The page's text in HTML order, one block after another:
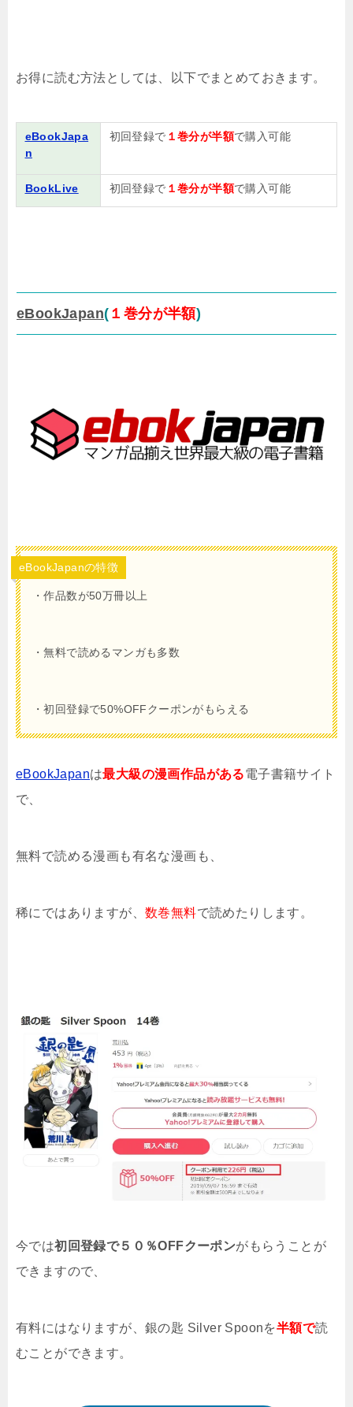
お得に読む方法としては、以下でまとめておきます。
eBookJapa
n
初回登録で １巻分が半額で購入可能
BookLive 初回登録で １巻分が半額で購入可能
eBookJapan( １巻分が半額)
eBookJapanの特徴
・作品数が50万冊以上
・無料で読めるマンガも多数
・初回登録で50%OFFクーポンがもらえる
eBookJapanは最大級の漫画作品がある電子書籍サイト
で、
無料で読める漫画も有名な漫画も、
稀にではありますが、 数巻無料で読めたりします。
今では初回登録で５０％OFFクーポンがもらうことが
できますので、
有料にはなりますが、銀の匙 Silver Spoonを半額で読
むことができます。